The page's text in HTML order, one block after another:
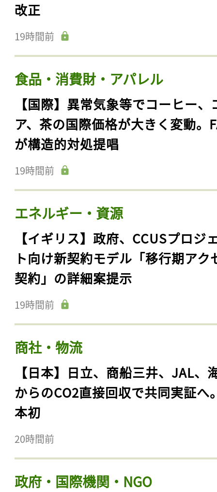
改正
19時間前
食品・消費財・アパレル
【国際】異常気象等でコーヒー、
ア、茶の国際価格が大きく変動。
が構造的対処提唱
19時間前
エネルギー・資源
【イギリス】政府、CCUSプロジ
ト向け新契約モデル「移行期アク
契約」の詳細案提示
19時間前
商社・物流
【日本】日立、商船三井、JAL、
からのCO2直接回収で共同実証へ
本初
20時間前
政府・国際機関・NGO